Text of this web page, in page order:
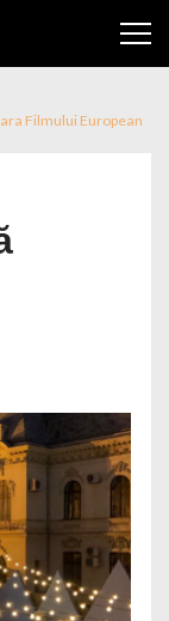
Filmului European